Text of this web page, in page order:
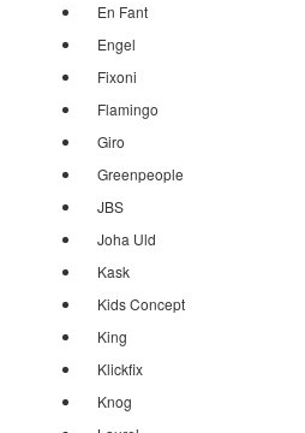
En Fant
Engel
Fixoni
Flamingo
Giro
Greenpeople
JBS
Joha Uld
Kask
Kids Concept
King
Klickfix
Knog